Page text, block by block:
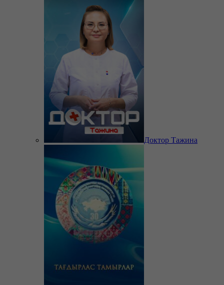
Доктор Тажина